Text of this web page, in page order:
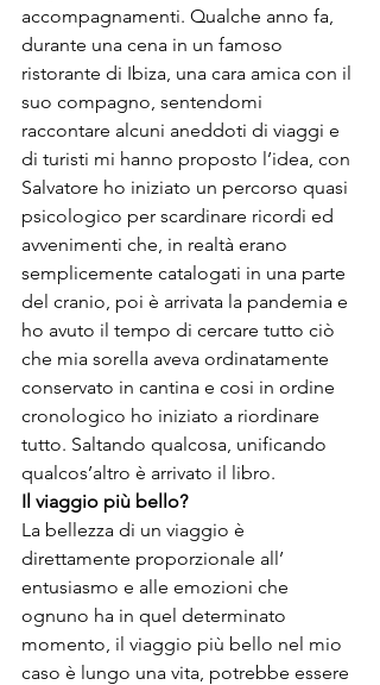
accompagnamenti. Qualche anno fa,
durante una cena in un famoso
ristorante di Ibiza, una cara amica con il
suo compagno, sentendomi
raccontare alcuni aneddoti di viaggi e
di turisti mi hanno proposto l’idea, con
Salvatore ho iniziato un percorso quasi
psicologico per scardinare ricordi ed
avvenimenti che, in realtà erano
semplicemente catalogati in una parte
del cranio, poi è arrivata la pandemia e
ho avuto il tempo di cercare tutto ciò
che mia sorella aveva ordinatamente
conservato in cantina e cosi in ordine
cronologico ho iniziato a riordinare
tutto. Saltando qualcosa, unificando
qualcos’altro è arrivato il libro.
Il viaggio più bello?
La bellezza di un viaggio è
direttamente proporzionale all’
entusiasmo e alle emozioni che
ognuno ha in quel determinato
momento, il viaggio più bello nel mio
caso è lungo una vita, potrebbe essere